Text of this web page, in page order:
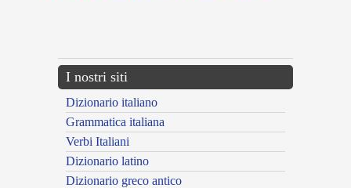
I nostri siti
Dizionario italiano
Grammatica italiana
Verbi Italiani
Dizionario latino
Dizionario greco antico